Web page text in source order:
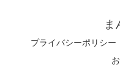
ま
プライバシーポリシー